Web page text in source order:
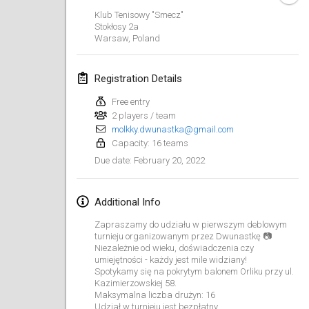
Klub Tenisowy "Smecz"
Stokłosy 2a
Warsaw, Poland
Registration Details
Free entry
2 players / team
molkky.dwunastka@gmail.com
Capacity: 16 teams
Due date: February 20, 2022
Additional Info
Zapraszamy do udziału w pierwszym deblowym
turnieju organizowanym przez Dwunastkę 📷
Niezależnie od wieku, doświadczenia czy
umiejętności - każdy jest mile widziany!
Spotykamy się na pokrytym balonem Orliku przy ul.
Kazimierzowskiej 58.
Maksymalna liczba drużyn: 16
Udział w turnieju jest bezpłatny.
February 2022
Feb 4, 2022 |Czech Republic
CANCELLED
TangoMölkky
Feb 5, 2022|Finland
Kohti Kisoja
Yamagata Tournament
Feb 13, 2022|Japan
West Indiv Cup
Feb 19, 2022 |France